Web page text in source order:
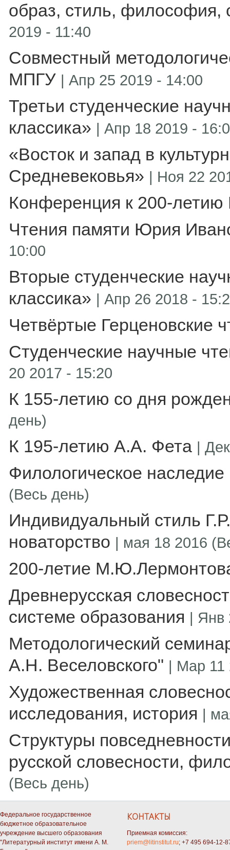
образ, стиль,
2019 - 11:40
Совместный
МПГУ | Апр 25 2019 - 14:00
Третьи студенческие
классика» | Апр 18 2019 -
«Восток и запад в
Средневековья» | Ноя 22
Конференция к 200-летию
Чтения памяти Юрия
10:00
Вторые студенческие
классика» | Апр 26 2018 -
Четвёртые Герценовские
Студенческие научные
20 2017 - 15:20
К 155-летию со дня
день)
К 195-летию А.А. Фета |
Филологическое
(Весь день)
Индивидуальный стиль
новаторство | мая 18 2016
200-летие
Древнерусская
системе образования | Янв
Методологический
А.Н. Веселовского" | Мар 11
Художественная
исследования, история |
Структуры
русской словесности,
(Весь день)
Федеральное государственное
бюджетное образовательное
учреждение высшего образования
"Литературный институт имени А. М.
КОНТАКТЫ
Приемная комиссия:
priem@litinstitut.ru; +7 495 694-12-